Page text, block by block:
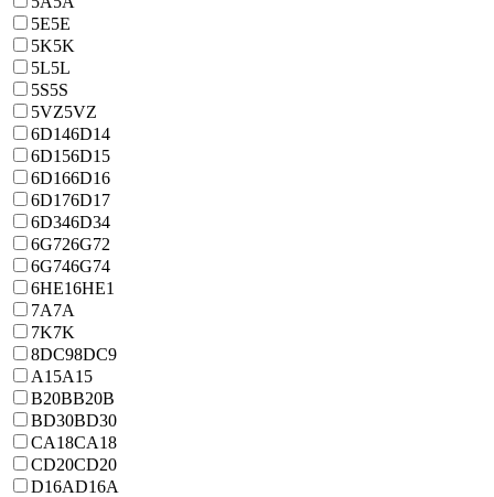
5E5E
5K5K
5L5L
5S5S
5VZ5VZ
6D146D14
6D156D15
6D166D16
6D176D17
6D346D34
6G726G72
6G746G74
6HE16HE1
7A7A
7K7K
8DC98DC9
A15A15
B20BB20B
BD30BD30
CA18CA18
CD20CD20
D16AD16A